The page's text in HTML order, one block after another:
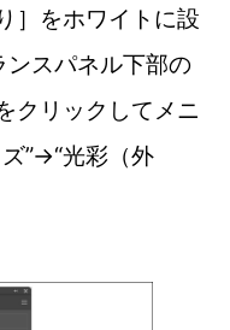
］をホワイトに設
ンスパネル下部の
クリックしてメニ
”→“光彩（外